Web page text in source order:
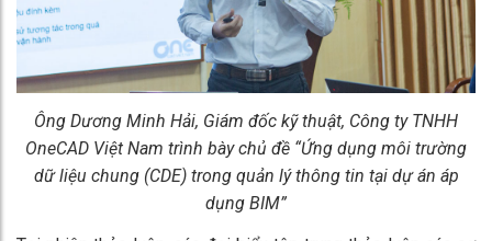
Ông Dương Minh Hải, Giám đốc kỹ thuật, Công ty TNHH
OneCAD Việt Nam trình bày chủ đề “Ứng dụng môi trường
dữ liệu chung (CDE) trong quản lý thông tin tại dự án áp
dụng BIM”